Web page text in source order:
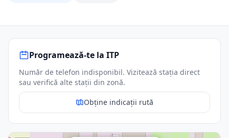
Programează-te la ITP
Număr de telefon indisponibil. Vizitează stația direct
sau verifică alte stații din zonă.
Obține indicații rută